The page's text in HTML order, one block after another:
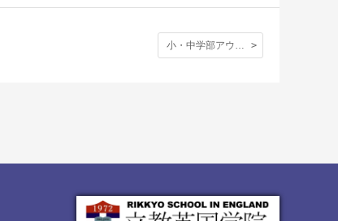
小・中学部アウティング〈アランデル城と海〉ー中１編